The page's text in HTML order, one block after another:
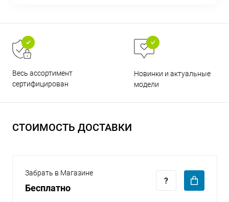
Весь ассортимент
сертифицирован
Новинки и актуальные
модели
СТОИМОСТЬ ДОСТАВКИ
Забрать в Магазине
Бесплатно